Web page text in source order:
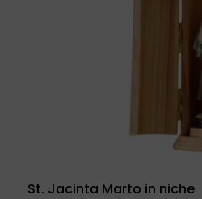
St. Jacinta Marto in niche